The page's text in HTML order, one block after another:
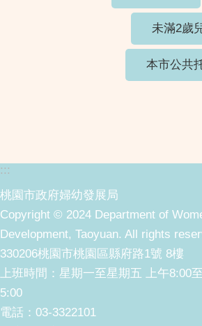
未滿2歲
本市公共
:::
桃園市政府婦幼發展局
Copyright © 2024 Department of
Development, Taoyuan. All rights
330206桃園市桃園區縣府路1號 8樓
上班時間：星期一至星期五 上午8:00
5:00
電話：03-3322101